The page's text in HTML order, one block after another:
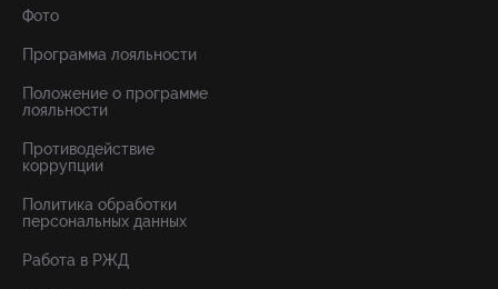
Фото
Программа лояльности
Положение о программе
лояльности
Противодействие
коррупции
Политика обработки
персональных данных
Работа в РЖД